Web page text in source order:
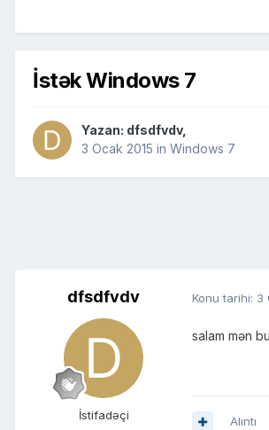
İstək Windows 7
Yazan: dfsdfvdv,
3 Ocak 2015 in Windows 7
dfsdfvdv
İstifadəçi
Konu tarihi: 3
salam mən
Alıntı